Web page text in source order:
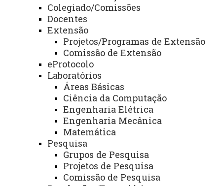
Colegiado/Comissões
Docentes
Extensão
Projetos/Programas de Extensão
Comissão de Extensão
eProtocolo
Laboratórios
Áreas Básicas
Ciência da Computação
Engenharia Elétrica
Engenharia Mecânica
Matemática
Pesquisa
Grupos de Pesquisa
Projetos de Pesquisa
Comissão de Pesquisa
Restaurante Universitário - PTI
Você está aqui: Unioeste
Foz do Iguaçu - Página Principal
Acesso Restrito (Editores do Portal)